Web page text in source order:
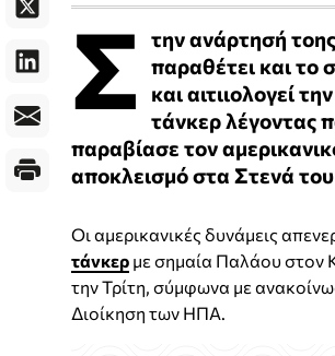
Σ την ανάρτησή
παραθέτει και το
και αιτιιολογεί
τάνκερ λέγοντας
παραβίασε τον
αποκλεισμό στα Στενά
Οι αμερικανικές δυνάμεις
τάνκερ με σημαία Παλάου στον
την Τρίτη, σύμφωνα με
Διοίκηση των ΗΠΑ.